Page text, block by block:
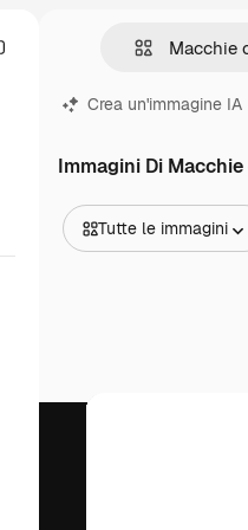
Crea un'immagine IA
Immagini Di
Tutte le immagini
Video